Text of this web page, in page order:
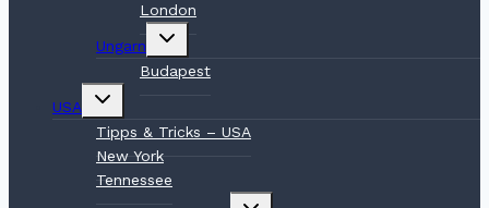
London
Ungarn
Untermenü
Budapest
USA
Untermenü
Tipps & Tricks – USA
New York
Tennessee
Untermenü